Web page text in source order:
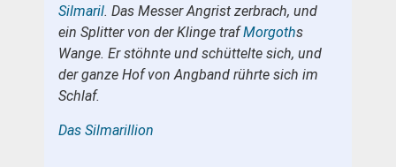
Silmaril. Das Messer Angrist zerbrach, und
ein Splitter von der Klinge trafMorgoths
Wange. Er stöhnte und schüttelte sich, und
der ganze Hof von Angband rührte sich im
Schlaf.
Das Silmarillion